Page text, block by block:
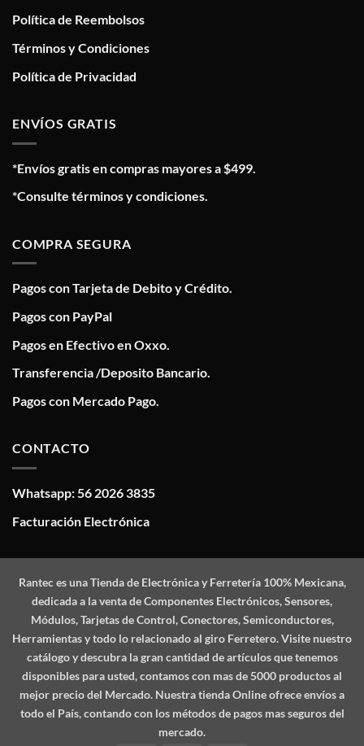
Política de Reembolsos
Términos y Condiciones
Política de Privacidad
ENVÍOS GRATIS
*Envíos gratis en compras mayores a $499.
*Consulte términos y condiciones.
COMPRA SEGURA
Pagos con Tarjeta de Debito y Crédito.
Pagos con PayPal
Pagos en Efectivo en Oxxo.
Transferencia /Deposito Bancario.
Pagos con Mercado Pago.
CONTACTO
Whatsapp: 56 2026 3835
Facturación Electrónica
Ranteces una Tienda de Electrónica y Ferretería 100% Mexicana,
dedicada a la venta de Componentes Electrónicos, Sensores,
Módulos, Tarjetas de Control, Conectores, Semiconductores,
Herramientas y todo lo relacionado al giro Ferretero. Visite nuestro
catálogo y descubra la gran cantidad de artículos que tenemos
disponibles para usted, contamos con mas de 5000 productos al
mejor precio del Mercado. Nuestra tienda Online ofrece envíos a
todo el País, contando con los métodos de pagos mas seguros del
mercado.